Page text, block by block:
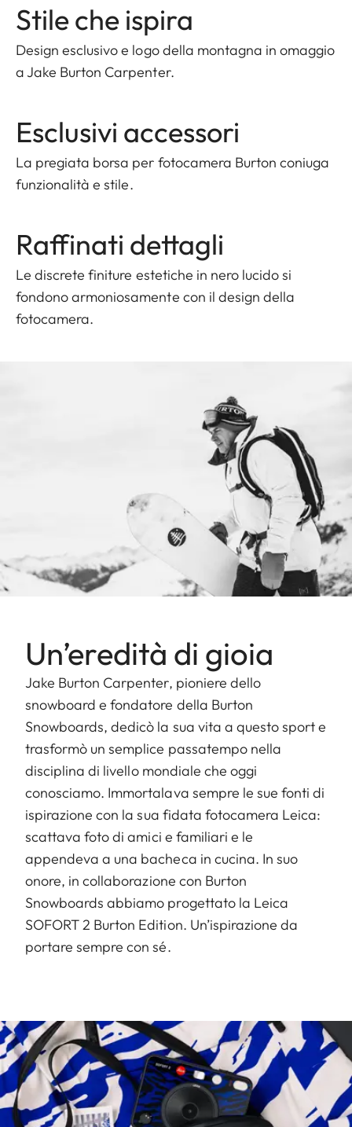
Stile che ispira
Design esclusivo e logo della montagna in omaggio
a Jake Burton Carpenter.
Esclusivi accessori
La pregiata borsa per fotocamera Burton coniuga
funzionalità e stile.
Raffinati dettagli
Le discrete finiture estetiche in nero lucido si
fondono armoniosamente con il design della
fotocamera.
Un’eredità di gioia
Jake Burton Carpenter, pioniere dello
snowboard e fondatore della Burton
Snowboards, dedicò la sua vita a questo sport e
trasformò un semplice passatempo nella
disciplina di livello mondiale che oggi
conosciamo. Immortalava sempre le sue fonti di
ispirazione con la sua fidata fotocamera Leica:
scattava foto di amici e familiari e le
appendeva a una bacheca in cucina. In suo
onore, in collaborazione con Burton
Snowboards abbiamo progettato la Leica
SOFORT 2 Burton Edition. Un’ispirazione da
portare sempre con sé.